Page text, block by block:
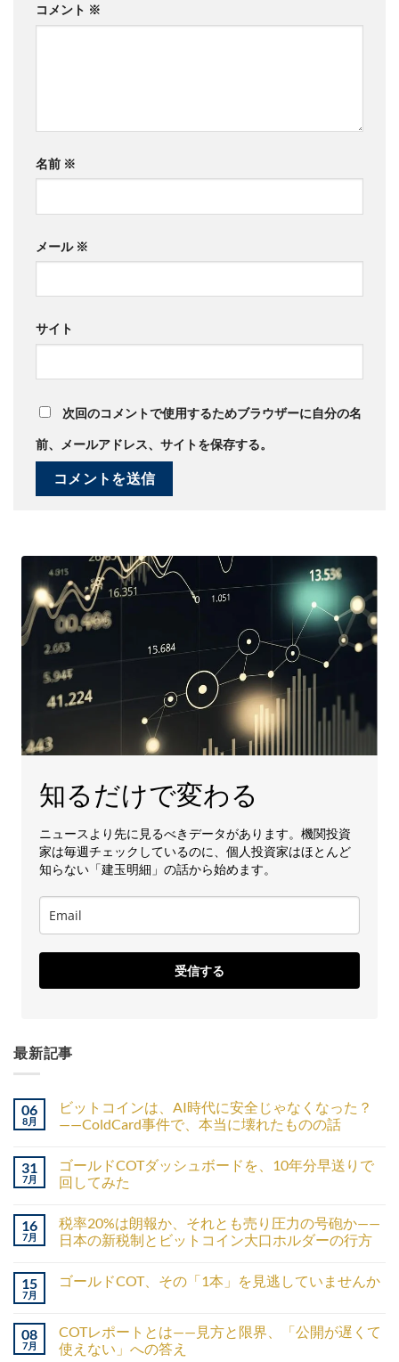
コメント ※
名前 ※
メール ※
サイト
次回のコメントで使用するためブラウザーに自分の名
前、メールアドレス、サイトを保存する。
知るだけで変わる
ニュースより先に見るべきデータがあります。機関投資
家は毎週チェックしているのに、個人投資家はほとんど
知らない「建玉明細」の話から始めます。
受信する
最新記事
06
8月
ビットコインは、AI時代に安全じゃなくなった？
——ColdCard事件で、本当に壊れたものの話
31
7月
ゴールドCOTダッシュボードを、10年分早送りで
回してみた
16
7月
税率20%は朗報か、それとも売り圧力の号砲か——
日本の新税制とビットコイン大口ホルダーの行方
15
7月
ゴールドCOT、その「1本」を見逃していませんか
08
7月
COTレポートとは——見方と限界、「公開が遅くて
使えない」への答え